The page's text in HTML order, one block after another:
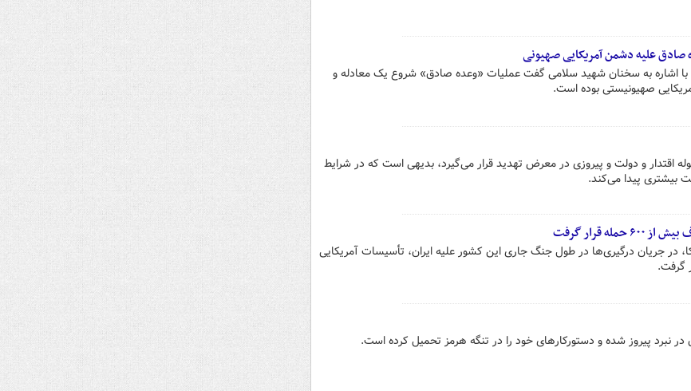
صادق علیه دشمن آمریکایی صهیونی
اشاره به سخنان شهید سلامی گفت عملیات «وعده صادق» شروع یک معادله و
صهیونیستی بوده است.
اقتدار و دولت و پیروزی در معرض تهدید قرار می‌گیرد، بدیهی است که در شرایط
بیشتری پیدا می‌کند.
قرار گرفت
در جریان درگیری‌ها در طول جنگ جاری این کشور علیه ایران، تأسیسات آمریکایی
در نبرد پیروز شده و دستورکارهای خود را در تنگه هرمز تحمیل کرده است.